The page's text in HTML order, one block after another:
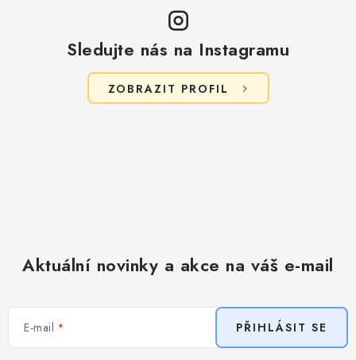
Sledujte nás na Instagramu
ZOBRAZIT PROFIL
Aktuální novinky a akce na váš e-mail
E-mail PŘIHLÁSIT SE